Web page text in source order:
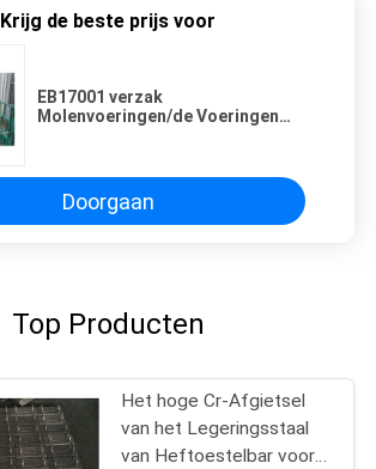
Krijg de beste prijs voor
EB17001 verzak
Molenvoeringen/de Voeringen
Doorgaan
Top Producten
Het hoge Cr-Afgietsel
van het Legeringsstaal
van Heftoestelbar voor